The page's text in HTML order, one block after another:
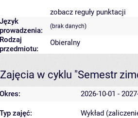
zobacz reguły punktacji
Język
prowadzenia:
(brak danych)
Rodzaj
przedmiotu:
Obieralny
Zajęcia w cyklu "Semestr
Okres: 2026-10-01 -
Typ zajęć: Wykład